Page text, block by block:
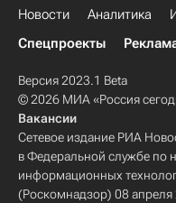
Новости Аналитика
Спецпроекты
Версия 2023.1 Beta
© 2026 МИА «Россия
Вакансии
Сетевое издание РИА
в Федеральной службе по
информационных
(Роскомнадзор) 08 апреля